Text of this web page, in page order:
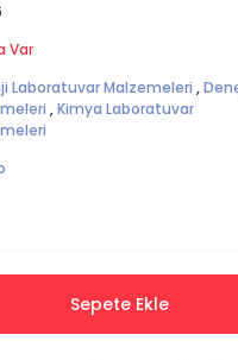
Var
Laboratuvar Malzemeleri ,
,Kimya Laboratuvar
Sepete Ekle